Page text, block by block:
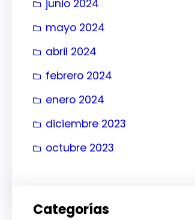
junio 2024
mayo 2024
abril 2024
febrero 2024
enero 2024
diciembre 2023
octubre 2023
Categorías